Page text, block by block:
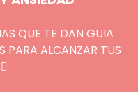
QUE TE DAN GUIA
PARA ALCANZAR TUS